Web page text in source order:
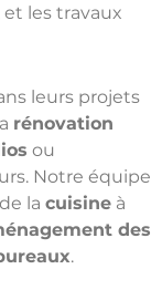
et les travaux
leurs projets
rénovation
ou
Notre équipe
la cuisine à
des
.